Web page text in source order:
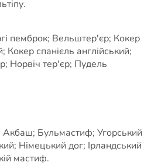
пемброк; Вельштер'єр; Кокер
Кокер спанієль англійський;
Норвіч тер'єр; Пудель
Бульмастиф; Угорський
Німецький дог; Ірландський
мастиф.